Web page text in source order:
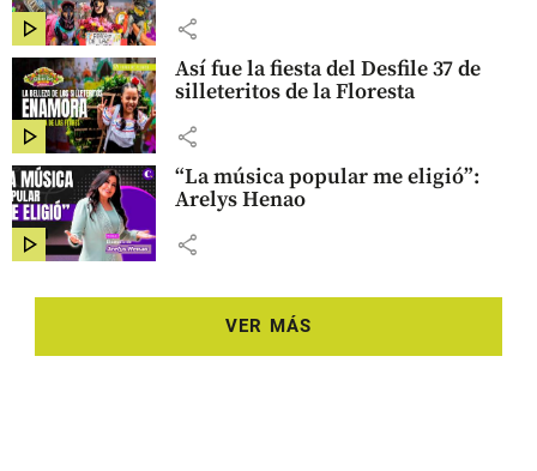
share
Así fue la fiesta del Desfile 37 de
silleteritos de la Floresta
share
“La música popular me eligió”:
Arelys Henao
share
VER MÁS